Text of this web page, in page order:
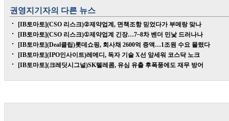
권영지 기자의 다른 뉴스
[IB토마토](CSO 리스크)②제약업계, 면책조항 믿었다가 부메랑 맞나
[IB토마토](CSO 리스크)①제약업계 긴장…7~8차 벤더 민낯 드러나나
[IB토마토](Deal클립)롯데쇼핑, 회사채 2600억 증액…1조원 수요 몰렸다
[IB토마토](IPO인사이트)레메디, 독자 기술 X선 앞세워 코스닥 노크
[IB토마토](크레딧시그널)SK텔레콤, 유심 유출 후폭풍에도 재무 방어